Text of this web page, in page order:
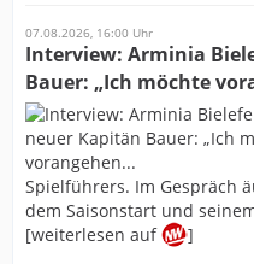
07.08.2026, 16:00 Uhr
Interview: Arminia
Bauer: „Ich möchte
Spielführers. Im Gespräch
dem Saisonstart und
[weiterlesen auf
]